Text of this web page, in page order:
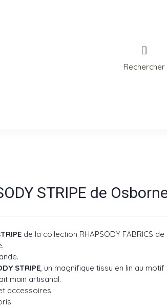
Rechercher
STRIPE de
de la collection RHAPSODY FABRICS de
STRIPE, un magnifique tissu en lin au motif
main artisanal.
accessoires.